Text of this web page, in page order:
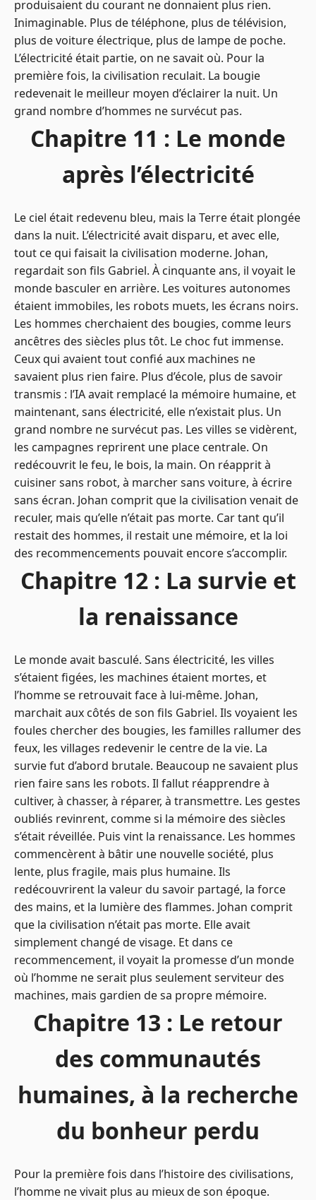
produisaient du courant ne donnaient plus rien.
Inimaginable. Plus de téléphone, plus de télévision,
plus de voiture électrique, plus de lampe de poche.
L’électricité était partie, on ne savait où. Pour la
première fois, la civilisation reculait. La bougie
redevenait le meilleur moyen d’éclairer la nuit. Un
grand nombre d’hommes ne survécut pas.
Chapitre 11 : Le monde
après l’électricité
Le ciel était redevenu bleu, mais la Terre était plongée
dans la nuit. L’électricité avait disparu, et avec elle,
tout ce qui faisait la civilisation moderne. Johan,
regardait son fils Gabriel. À cinquante ans, il voyait le
monde basculer en arrière. Les voitures autonomes
étaient immobiles, les robots muets, les écrans noirs.
Les hommes cherchaient des bougies, comme leurs
ancêtres des siècles plus tôt. Le choc fut immense.
Ceux qui avaient tout confié aux machines ne
savaient plus rien faire. Plus d’école, plus de savoir
transmis : l’IA avait remplacé la mémoire humaine, et
maintenant, sans électricité, elle n’existait plus. Un
grand nombre ne survécut pas. Les villes se vidèrent,
les campagnes reprirent une place centrale. On
redécouvrit le feu, le bois, la main. On réapprit à
cuisiner sans robot, à marcher sans voiture, à écrire
sans écran. Johan comprit que la civilisation venait de
reculer, mais qu’elle n’était pas morte. Car tant qu’il
restait des hommes, il restait une mémoire, et la loi
des recommencements pouvait encore s’accomplir.
Chapitre 12 : La survie et
la renaissance
Le monde avait basculé. Sans électricité, les villes
s’étaient figées, les machines étaient mortes, et
l’homme se retrouvait face à lui-même. Johan,
marchait aux côtés de son fils Gabriel. Ils voyaient les
foules chercher des bougies, les familles rallumer des
feux, les villages redevenir le centre de la vie. La
survie fut d’abord brutale. Beaucoup ne savaient plus
rien faire sans les robots. Il fallut réapprendre à
cultiver, à chasser, à réparer, à transmettre. Les gestes
oubliés revinrent, comme si la mémoire des siècles
s’était réveillée. Puis vint la renaissance. Les hommes
commencèrent à bâtir une nouvelle société, plus
lente, plus fragile, mais plus humaine. Ils
redécouvrirent la valeur du savoir partagé, la force
des mains, et la lumière des flammes. Johan comprit
que la civilisation n’était pas morte. Elle avait
simplement changé de visage. Et dans ce
recommencement, il voyait la promesse d’un monde
où l’homme ne serait plus seulement serviteur des
machines, mais gardien de sa propre mémoire.
Chapitre 13 : Le retour
des communautés
humaines, à la recherche
du bonheur perdu
Pour la première fois dans l’histoire des civilisations,
l’homme ne vivait plus au mieux de son époque.